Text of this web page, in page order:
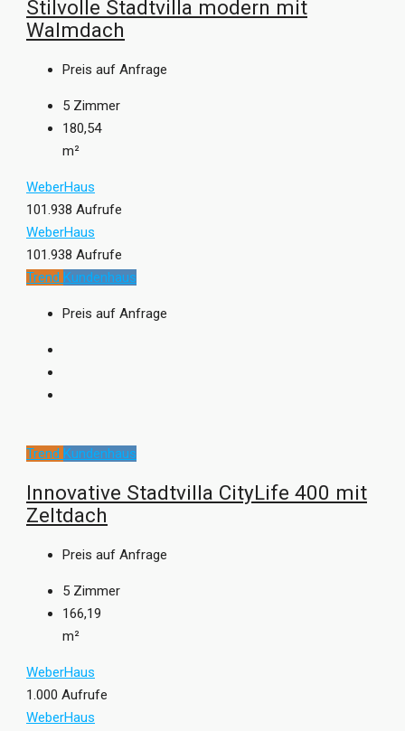
Stilvolle Stadtvilla modern mit
Walmdach
Preis auf Anfrage
5 Zimmer
180,54
m²
WeberHaus
101.938 Aufrufe
WeberHaus
101.938 Aufrufe
Trend Kundenhaus
Preis auf Anfrage
Trend Kundenhaus
Innovative Stadtvilla CityLife 400 mit
Zeltdach
Preis auf Anfrage
5 Zimmer
166,19
m²
WeberHaus
1.000 Aufrufe
WeberHaus